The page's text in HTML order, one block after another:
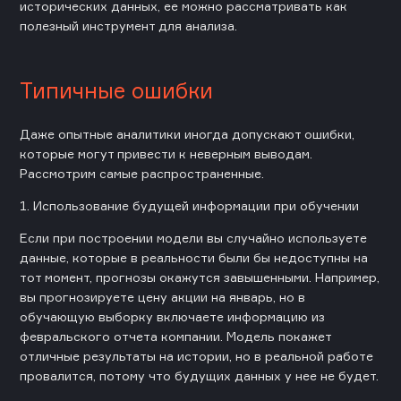
исторических данных, ее можно рассматривать как
полезный инструмент для анализа.
Типичные ошибки
Даже опытные аналитики иногда допускают ошибки,
которые могут привести к неверным выводам.
Рассмотрим самые распространенные.
1. Использование будущей информации при обучении
Если при построении модели вы случайно используете
данные, которые в реальности были бы недоступны на
тот момент, прогнозы окажутся завышенными. Например,
вы прогнозируете цену акции на январь, но в
обучающую выборку включаете информацию из
февральского отчета компании. Модель покажет
отличные результаты на истории, но в реальной работе
провалится, потому что будущих данных у нее не будет.